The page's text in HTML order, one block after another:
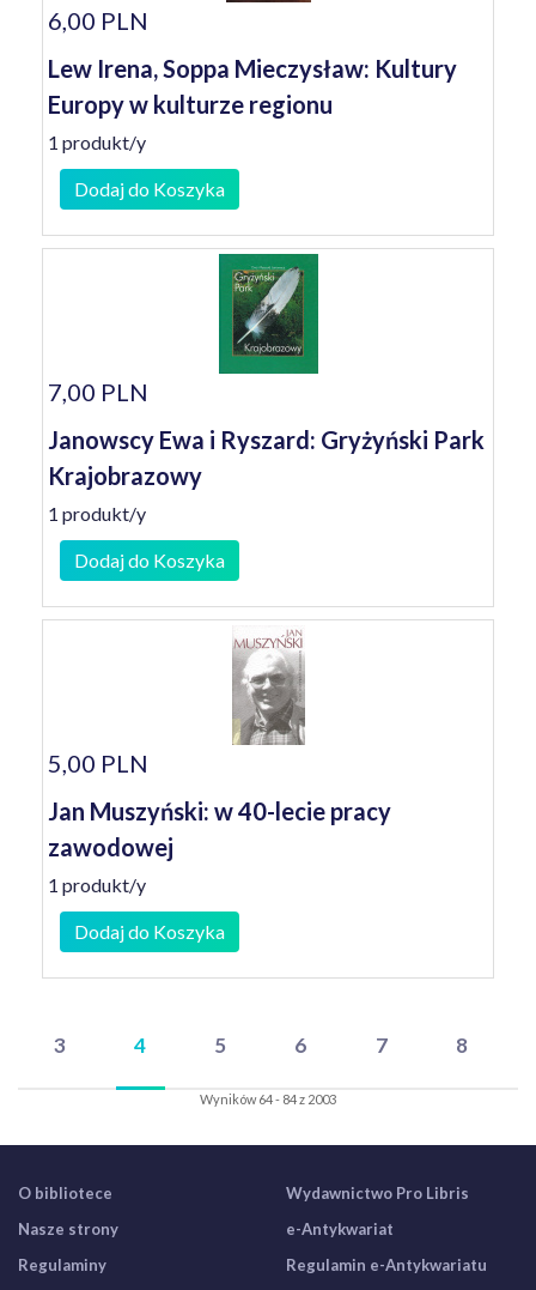
6,00 PLN
Lew Irena, Soppa Mieczysław: Kultury
Europy w kulturze regionu
1 produkt/y
Dodaj do Koszyka
7,00 PLN
Janowscy Ewa i Ryszard: Gryżyński Park
Krajobrazowy
1 produkt/y
Dodaj do Koszyka
5,00 PLN
Jan Muszyński: w 40-lecie pracy
zawodowej
1 produkt/y
Dodaj do Koszyka
3 4 5 6 7 8
Wyników 64 - 84 z 2003
O bibliotece
Nasze strony
Regulaminy
Wydawnictwo Pro Libris
e-Antykwariat
Regulamin e-Antykwariatu